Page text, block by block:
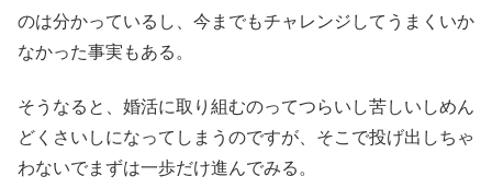
のは分かっているし、今までもチャレンジしてうまくいか
なかった事実もある。
そうなると、婚活に取り組むのってつらいし苦しいしめん
どくさいしになってしまうのですが、そこで投げ出しちゃ
わないでまずは一歩だけ進んでみる。